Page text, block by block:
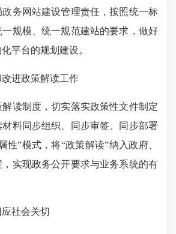
务网站建设管理责任，按照统一标
规模、统一规范建站的要求，做好
平台的规划建设。
改进政策解读工作
读制度，切实落实政策性文件制定
料同步组织、同步审签、同步部署
性”模式，将“政策解读”纳入政府、
实现政务公开要求与业务系统的有
应社会关切